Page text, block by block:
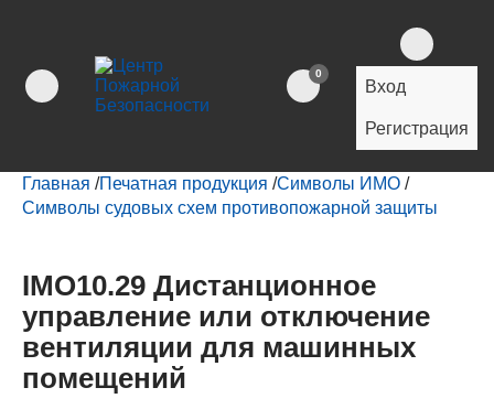
0
Вход
Регистрация
Главная /Печатная продукция /Символы ИМО /
Символы судовых схем противопожарной защиты
IMO10.29 Дистанционное
управление или отключение
вентиляции для машинных
помещений